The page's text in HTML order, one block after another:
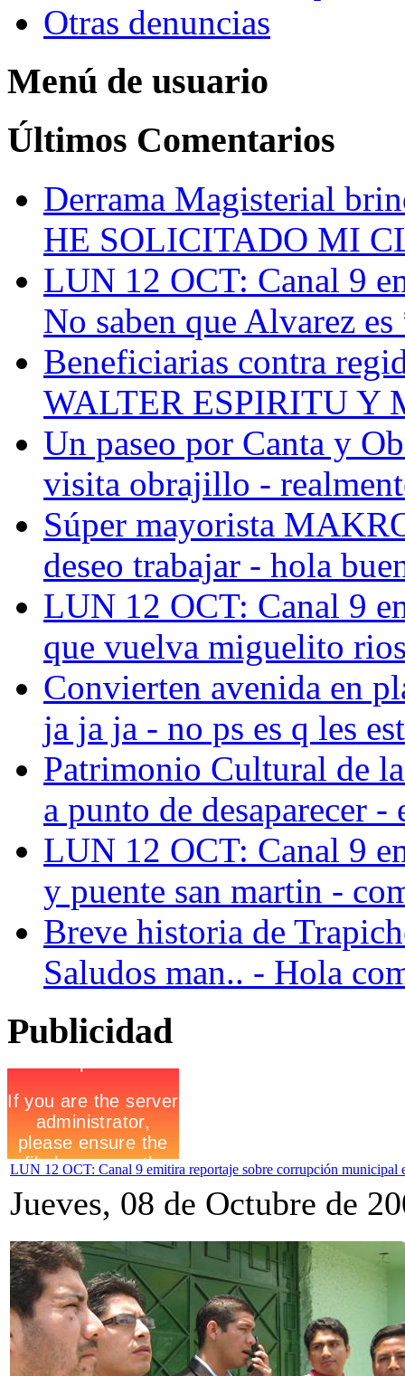
Otras denuncias
Menú de usuario
Últimos Comentarios
Derrama Magisterial
HE SOLICITADO MI
LUN 12 OCT: Canal 9
No saben que Alvarez
Beneficiarias contra
WALTER ESPIRITU Y
Un paseo por Canta y
visita obrajillo -
Súper mayorista
deseo trabajar - hola
LUN 12 OCT: Canal 9
que vuelva miguelito
Convierten avenida en
ja ja ja - no ps es q les
Patrimonio Cultural de
a punto de desaparecer -
LUN 12 OCT: Canal 9
y puente san martin -
Breve historia de
Saludos man.. - Hola
Publicidad
LUN 12 OCT: Canal 9 emitira reportaje sobre corrupción municipal
Jueves, 08 de Octubre de